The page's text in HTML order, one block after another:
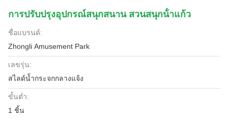
การปรับปรุงอุปกรณ์สนุกสนาน สวนสนุกน้ําแก้ว
ชื่อแบรนด์:
Zhongli Amusement Park
เลขรุ่น:
สไลด์น้ำกระจกกลางแจ้ง
ขั้นต่ำ:
1 ชิ้น